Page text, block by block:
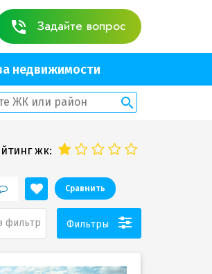
Задайте вопрос
недвижимости
жк:
Сравнить
фильтр Фильтры